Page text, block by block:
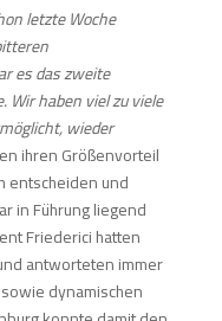
letzte Woche
es das zweite
haben viel zu viele
wieder
ihren Größenvorteil
entscheiden und
in Führung liegend
Friederici hatten
antworteten immer
dynamischen